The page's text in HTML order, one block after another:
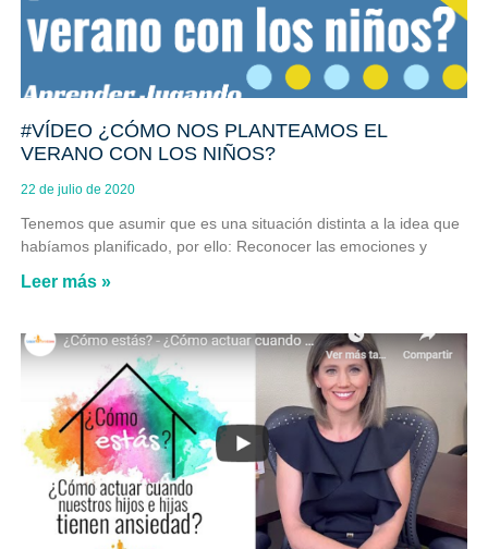
#VÍDEO ¿CÓMO NOS PLANTEAMOS EL
VERANO CON LOS NIÑOS?
22 de julio de 2020
Tenemos que asumir que es una situación distinta a la idea que
habíamos planificado, por ello: Reconocer las emociones y
Leer más »